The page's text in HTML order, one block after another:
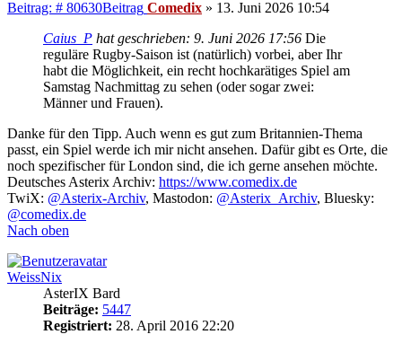
Beitrag: # 80630Beitrag Comedix » 13. Juni 2026 10:54
Caius_P hat geschrieben: 9. Juni 2026 17:56 Die
reguläre Rugby-Saison ist (natürlich) vorbei, aber Ihr
habt die Möglichkeit, ein recht hochkarätiges Spiel am
Samstag Nachmittag zu sehen (oder sogar zwei:
Männer und Frauen).
Danke für den Tipp. Auch wenn es gut zum Britannien-Thema
passt, ein Spiel werde ich mir nicht ansehen. Dafür gibt es Orte, die
noch spezifischer für London sind, die ich gerne ansehen möchte.
Deutsches Asterix Archiv: https://www.comedix.de
TwiX: @Asterix-Archiv, Mastodon: @Asterix_Archiv, Bluesky:
@comedix.de
Nach oben
WeissNix
AsterIX Bard
Beiträge: 5447
Registriert: 28. April 2016 22:20